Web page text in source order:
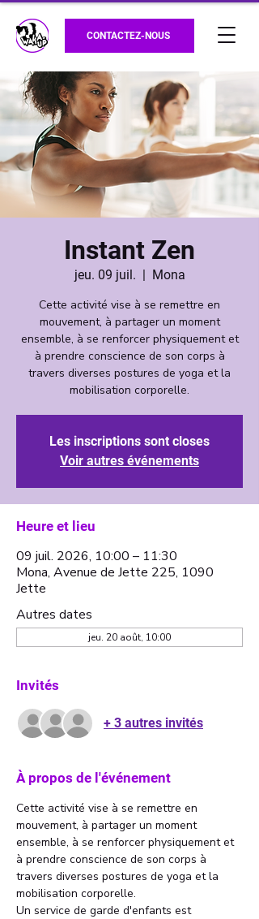
CONTACTEZ-NOUS
Instant Zen
jeu. 09 juil.
  |
Mona
Cette activité vise à se remettre en
mouvement, à partager un moment
ensemble, à se renforcer physiquement et
à prendre conscience de son corps à
travers diverses postures de yoga et la
mobilisation corporelle.
Les inscriptions sont closes
Voir autres événements
Heure et lieu
09 juil. 2026, 10:00 – 11:30
Mona, Avenue de Jette 225, 1090
Jette
Autres dates
jeu. 20 août, 10:00
Invités
+ 3 autres invités
À propos de l'événement
Cette activité vise à se remettre en
mouvement, à partager un moment
ensemble, à se renforcer physiquement et
à prendre conscience de son corps à
travers diverses postures de yoga et la
mobilisation corporelle.
Un service de garde d'enfants est